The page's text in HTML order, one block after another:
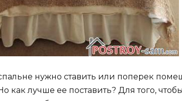
нужно ставить или поперек
как лучше ее поставить? Для того,